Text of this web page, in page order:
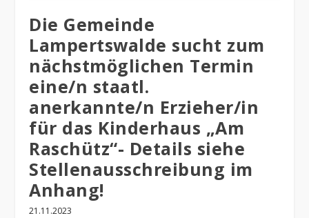
Die Gemeinde
Lampertswalde sucht zum
nächstmöglichen Termin
eine/n staatl.
anerkannte/n Erzieher/in
für das Kinderhaus „Am
Raschütz“- Details siehe
Stellenausschreibung im
Anhang!
21.11.2023